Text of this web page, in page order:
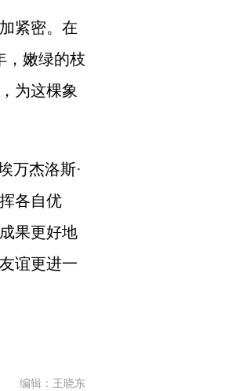
紧密。在
，嫩绿的枝
为这棵象
万杰洛斯·
各自优
果更好地
谊更进一
编辑：王晓东